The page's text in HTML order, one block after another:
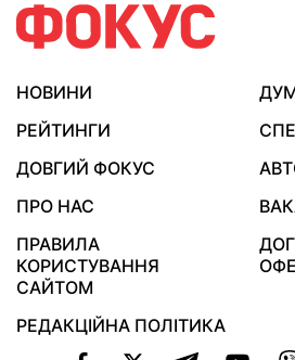
НОВИНИ
РЕЙТИНГИ
ДОВГИЙ ФОКУС
ПРО НАС
ПРАВИЛА
КОРИСТУВАННЯ
САЙТОМ
РЕДАКЦІЙНА ПОЛІТИКА